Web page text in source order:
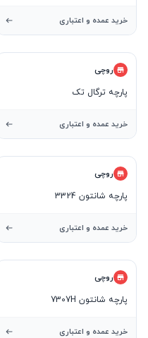
خرید عمده و اعتباری
روچی
پارچه ترگال تک
خرید عمده و اعتباری
روچی
پارچه شانتون 3324
خرید عمده و اعتباری
روچی
پارچه شانتون 7307H
خرید عمده و اعتباری